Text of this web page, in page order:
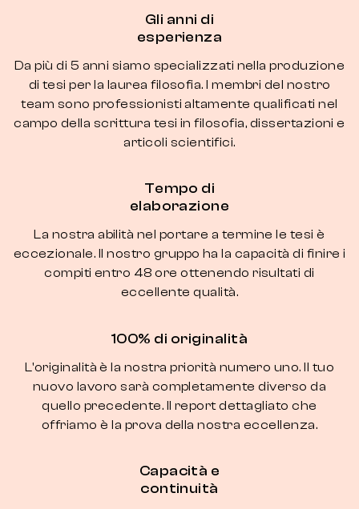
Gli anni di
esperienza
Da più di 5 anni siamo specializzati nella produzione
di tesi per la laurea filosofia. I membri del nostro
team sono professionisti altamente qualificati nel
campo della scrittura tesi in filosofia, dissertazioni e
articoli scientifici.
Tempo di
elaborazione
La nostra abilità nel portare a termine le tesi è
eccezionale. Il nostro gruppo ha la capacità di finire i
compiti entro 48 ore ottenendo risultati di
eccellente qualità.
100% di originalità
L'originalità è la nostra priorità numero uno. Il tuo
nuovo lavoro sarà completamente diverso da
quello precedente. Il report dettagliato che
offriamo è la prova della nostra eccellenza.
Capacità e
continuità